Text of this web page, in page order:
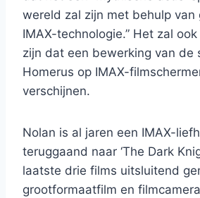
wereld zal zijn met behulp van
IMAX-technologie.” Het zal
zijn dat een bewerking van de
Homerus op IMAX-
verschijnen.
Nolan is al jaren een IMAX-
teruggaand naar ‘The Dark
laatste drie films uitsluitend
grootformaatfilm en